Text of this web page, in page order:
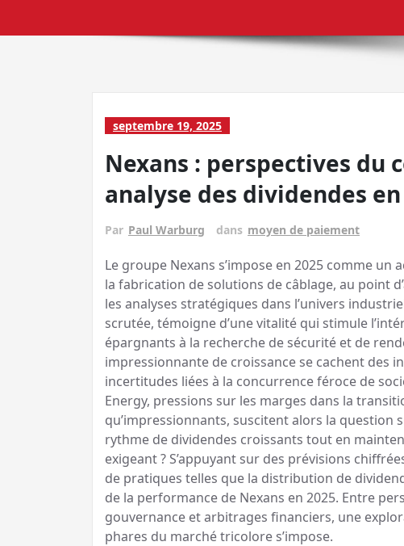
septembre 19, 2025
Nexans : perspectives du
analyse des dividendes en
Par Paul Warburg dans moyen de paiement
Le groupe Nexans s’impose en 2025 comme
la fabrication de solutions de câblage, au point
les analyses stratégiques dans l’univers
scrutée, témoigne d’une vitalité qui stimule
épargnants à la recherche de sécurité et de
impressionnante de croissance se cachent des
incertitudes liées à la concurrence féroce de
Energy, pressions sur les marges dans la
qu’impressionnants, suscitent alors la question
rythme de dividendes croissants tout en
exigeant ? S’appuyant sur des prévisions
de pratiques telles que la distribution de
de la performance de Nexans en 2025. Entre
gouvernance et arbitrages financiers, une
phares du marché tricolore s’impose.